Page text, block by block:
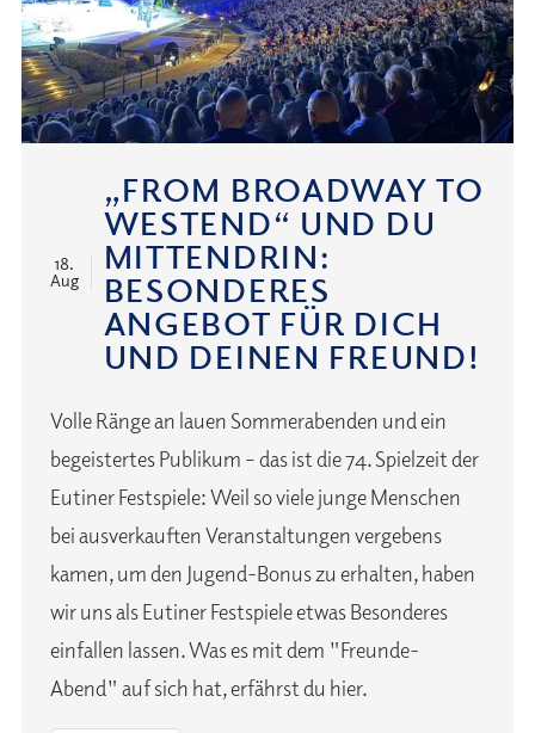
18.
Aug
„FROM BROADWAY TO
WESTEND“ UND DU
MITTENDRIN:
BESONDERES
ANGEBOT FÜR DICH
UND DEINEN FREUND!
Volle Ränge an lauen Sommerabenden und ein
begeistertes Publikum – das ist die 74. Spielzeit der
Eutiner Festspiele: Weil so viele junge Menschen
bei ausverkauften Veranstaltungen vergebens
kamen, um den Jugend-Bonus zu erhalten, haben
wir uns als Eutiner Festspiele etwas Besonderes
einfallen lassen. Was es mit dem "Freunde-
Abend" auf sich hat, erfährst du hier.